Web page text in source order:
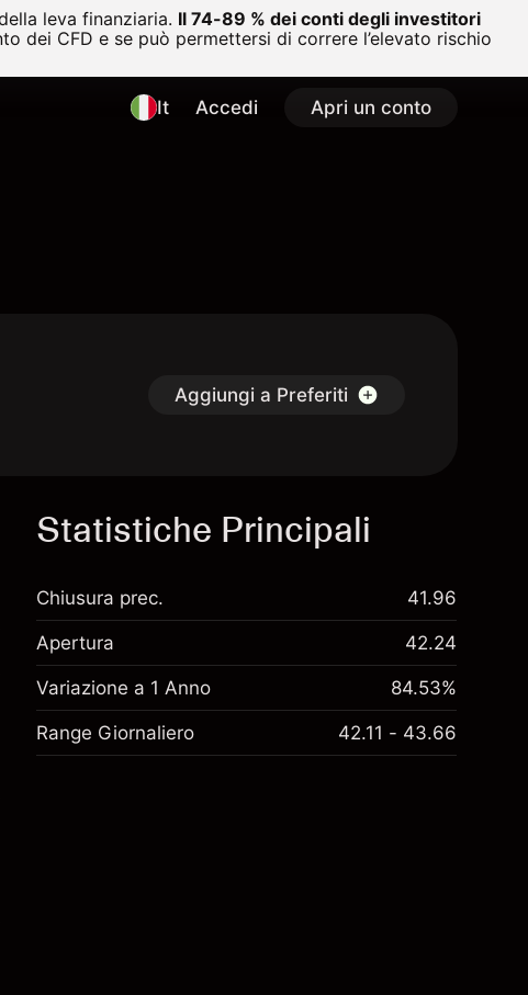
leva finanziaria. Il 74-89 % dei conti degli investitori
dei CFD e se può permettersi di correre l’elevato rischio
It Accedi Apri un conto
Aggiungi a Preferiti
Statistiche Principali
Chiusura prec. 41.96
Apertura 42.24
Variazione a 1 Anno 84.53%
Range Giornaliero 42.11 - 43.66